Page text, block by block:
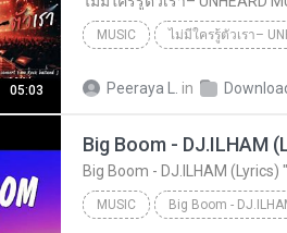
05:03
MUSIC
Peeraya L. in
MUSIC